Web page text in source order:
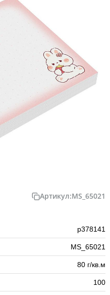
Артикул:MS_65021
р378141
MS_65021
80 г/кв.м
100